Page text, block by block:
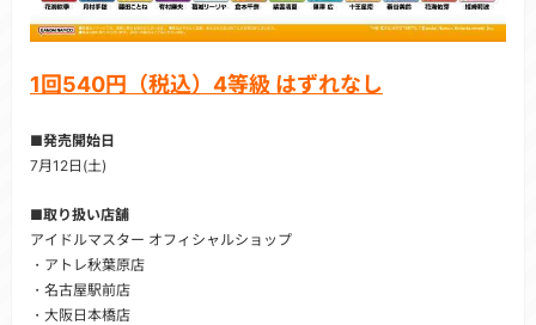
1回540円（税込）4等級 はずれなし
■発売開始日
7月12日(土)
■取り扱い店舗
アイドルマスター オフィシャルショップ
・アトレ秋葉原店
・名古屋駅前店
・大阪日本橋店